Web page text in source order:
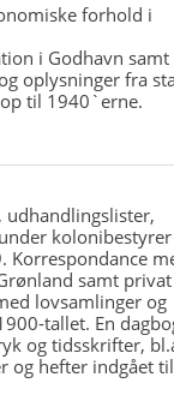
forhold i
i Godhavn
oplysninger fra
til 1940`erne.
udhandlingslister,
Korrespondance
samt privat
lovsamlinger og
tallet. En
og tidsskrifter,
og hefter indgået til